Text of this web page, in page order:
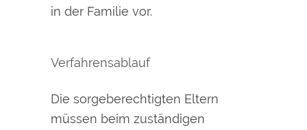
in der Familie vor.
Verfahrensablauf
Die sorgeberechtigten Eltern
müssen beim zuständigen